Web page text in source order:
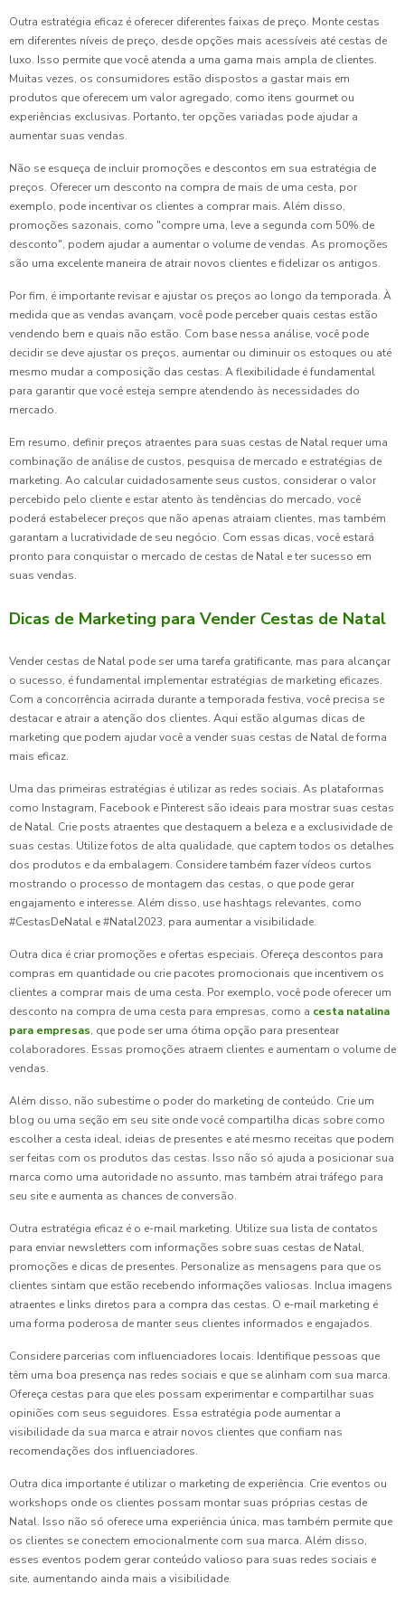
Outra estratégia eficaz é oferecer diferentes faixas de preço. Monte cestas
em diferentes níveis de preço, desde opções mais acessíveis até cestas de
luxo. Isso permite que você atenda a uma gama mais ampla de clientes.
Muitas vezes, os consumidores estão dispostos a gastar mais em
produtos que oferecem um valor agregado, como itens gourmet ou
experiências exclusivas. Portanto, ter opções variadas pode ajudar a
aumentar suas vendas.
Não se esqueça de incluir promoções e descontos em sua estratégia de
preços. Oferecer um desconto na compra de mais de uma cesta, por
exemplo, pode incentivar os clientes a comprar mais. Além disso,
promoções sazonais, como "compre uma, leve a segunda com 50% de
desconto", podem ajudar a aumentar o volume de vendas. As promoções
são uma excelente maneira de atrair novos clientes e fidelizar os antigos.
Por fim, é importante revisar e ajustar os preços ao longo da temporada. À
medida que as vendas avançam, você pode perceber quais cestas estão
vendendo bem e quais não estão. Com base nessa análise, você pode
decidir se deve ajustar os preços, aumentar ou diminuir os estoques ou até
mesmo mudar a composição das cestas. A flexibilidade é fundamental
para garantir que você esteja sempre atendendo às necessidades do
mercado.
Em resumo, definir preços atraentes para suas cestas de Natal requer uma
combinação de análise de custos, pesquisa de mercado e estratégias de
marketing. Ao calcular cuidadosamente seus custos, considerar o valor
percebido pelo cliente e estar atento às tendências do mercado, você
poderá estabelecer preços que não apenas atraiam clientes, mas também
garantam a lucratividade de seu negócio. Com essas dicas, você estará
pronto para conquistar o mercado de cestas de Natal e ter sucesso em
suas vendas.
Dicas de Marketing para Vender Cestas de Natal
Vender cestas de Natal pode ser uma tarefa gratificante, mas para alcançar
o sucesso, é fundamental implementar estratégias de marketing eficazes.
Com a concorrência acirrada durante a temporada festiva, você precisa se
destacar e atrair a atenção dos clientes. Aqui estão algumas dicas de
marketing que podem ajudar você a vender suas cestas de Natal de forma
mais eficaz.
Uma das primeiras estratégias é utilizar as redes sociais. As plataformas
como Instagram, Facebook e Pinterest são ideais para mostrar suas cestas
de Natal. Crie posts atraentes que destaquem a beleza e a exclusividade de
suas cestas. Utilize fotos de alta qualidade, que captem todos os detalhes
dos produtos e da embalagem. Considere também fazer vídeos curtos
mostrando o processo de montagem das cestas, o que pode gerar
engajamento e interesse. Além disso, use hashtags relevantes, como
#CestasDeNatal e #Natal2023, para aumentar a visibilidade.
Outra dica é criar promoções e ofertas especiais. Ofereça descontos para
compras em quantidade ou crie pacotes promocionais que incentivem os
clientes a comprar mais de uma cesta. Por exemplo, você pode oferecer um
desconto na compra de uma cesta para empresas, como a cesta natalina
para empresas, que pode ser uma ótima opção para presentear
colaboradores. Essas promoções atraem clientes e aumentam o volume de
vendas.
Além disso, não subestime o poder do marketing de conteúdo. Crie um
blog ou uma seção em seu site onde você compartilha dicas sobre como
escolher a cesta ideal, ideias de presentes e até mesmo receitas que podem
ser feitas com os produtos das cestas. Isso não só ajuda a posicionar sua
marca como uma autoridade no assunto, mas também atrai tráfego para
seu site e aumenta as chances de conversão.
Outra estratégia eficaz é o e-mail marketing. Utilize sua lista de contatos
para enviar newsletters com informações sobre suas cestas de Natal,
promoções e dicas de presentes. Personalize as mensagens para que os
clientes sintam que estão recebendo informações valiosas. Inclua imagens
atraentes e links diretos para a compra das cestas. O e-mail marketing é
uma forma poderosa de manter seus clientes informados e engajados.
Considere parcerias com influenciadores locais. Identifique pessoas que
têm uma boa presença nas redes sociais e que se alinham com sua marca.
Ofereça cestas para que eles possam experimentar e compartilhar suas
opiniões com seus seguidores. Essa estratégia pode aumentar a
visibilidade da sua marca e atrair novos clientes que confiam nas
recomendações dos influenciadores.
Outra dica importante é utilizar o marketing de experiência. Crie eventos ou
workshops onde os clientes possam montar suas próprias cestas de
Natal. Isso não só oferece uma experiência única, mas também permite que
os clientes se conectem emocionalmente com sua marca. Além disso,
esses eventos podem gerar conteúdo valioso para suas redes sociais e
site, aumentando ainda mais a visibilidade.